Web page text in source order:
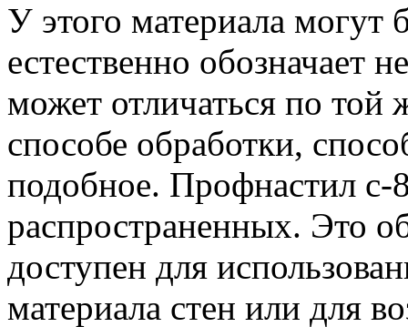
У этого материала могут
естественно обозначает
может отличаться по
способе обработки,
подобное. Профнастил с-
распространенных. Это
доступен для
материала стен или для